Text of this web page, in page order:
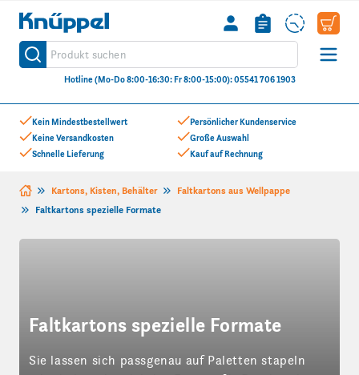
Kein Mindestbestellwert
Keine Versandkosten
Schnelle Lieferung
Persönlicher Kundenservice
Große Auswahl
Kauf auf Rechnung
Knüppel
Produkt suchen
Suche
Hotline (Mo-Do 8:00-16:30: Fr 8:00-15:00): 05541 706 1903
Zum Inhalt springen
Kartons, Kisten, Behälter
Faltkartons aus Wellpappe
Faltkartons spezielle Formate
Faltkartons spezielle Formate
Sie lassen sich passgenau auf Paletten stapeln